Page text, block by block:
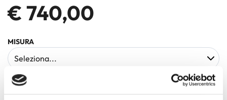
€ 740,00
MISURA
COLORI